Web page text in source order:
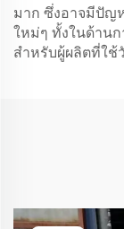
มาก ซึ่งอาจมีปัญ
ใหม่ๆ ทั้งในด้าน
สำหรับผู้ผลิตที่ใช้